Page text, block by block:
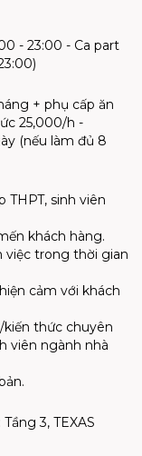
- 23:00 - Ca part
+ phụ cấp ăn
25,000/h -
(nếu làm đủ 8
THPT, sinh viên
khách hàng.
việc trong thời gian
cảm với khách
thức chuyên
viên ngành nhà
3, TEXAS